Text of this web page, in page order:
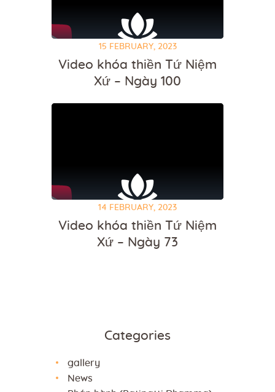
15 FEBRUARY, 2023
Video khóa thiền Tứ Niệm
Xứ – Ngày 100
14 FEBRUARY, 2023
Video khóa thiền Tứ Niệm
Xứ – Ngày 73
Categories
gallery
News